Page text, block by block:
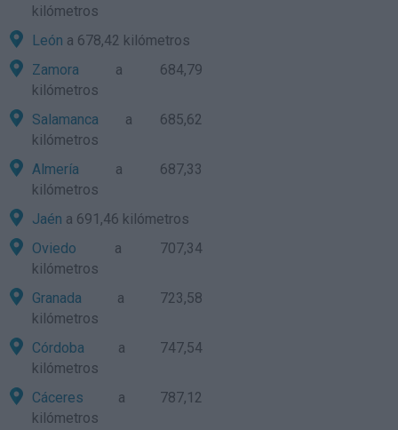
kilómetros
León a 678,42 kilómetros
Zamora a 684,79
kilómetros
Salamanca a 685,62
kilómetros
Almería a 687,33
kilómetros
Jaén a 691,46 kilómetros
Oviedo a 707,34
kilómetros
Granada a 723,58
kilómetros
Córdoba a 747,54
kilómetros
Cáceres a 787,12
kilómetros